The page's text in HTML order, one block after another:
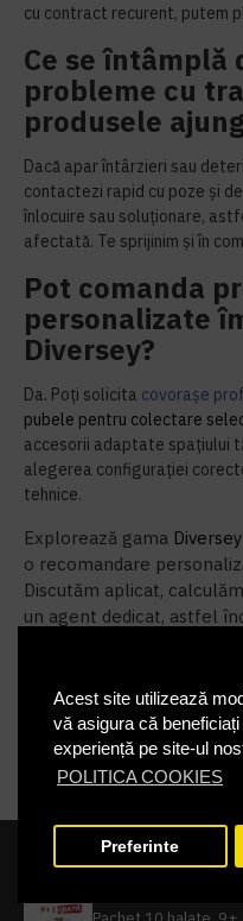
Acest site utilizează
vă asigura că
experiență pe site-ul
POLITICA COOKIES
Preferinte
cu contract recurent, putem
Ce se întâmplă
probleme cu
produsele
Dacă apar întârzieri sau
contactezi rapid cu poze și
înlocuire sau soluționare,
afectată. Te sprijinim și în
Pot comanda
personalizate
Diversey?
Da. Poți solicita covorașe
pubele pentru colectare
accesorii adaptate spațiului
alegerea configurației
tehnice.
Explorează gama Diversey
o recomandare
Discutăm aplicat,
un agent dedicat, astfel
Asigură igienă
Explorează gama
produse testate, livrare
pentru spațiile tale.
CELE MAI POPULARE